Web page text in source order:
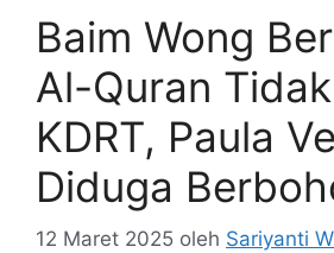
Baim Wong
Al-Quran
KDRT, Paula
Diduga
12 Maret 2025 oleh Sariyanti